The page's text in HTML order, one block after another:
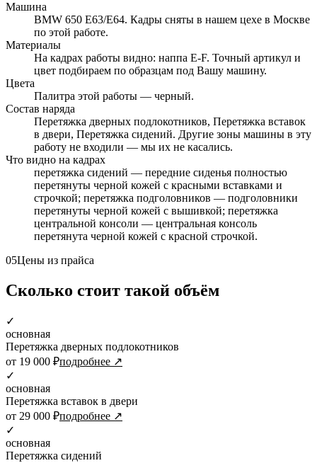
Машина
BMW 650 E63/E64. Кадры сняты в нашем цехе в Москве
по этой работе.
Материалы
На кадрах работы видно: наппа E-F. Точный артикул и
цвет подбираем по образцам под Вашу машину.
Цвета
Палитра этой работы — черный.
Состав наряда
Перетяжка дверных подлокотников, Перетяжка вставок
в двери, Перетяжка сидений. Другие зоны машины в эту
работу не входили — мы их не касались.
Что видно на кадрах
перетяжка сидений — передние сиденья полностью
перетянуты черной кожей с красными вставками и
строчкой; перетяжка подголовников — подголовники
перетянуты черной кожей с вышивкой; перетяжка
центральной консоли — центральная консоль
перетянута черной кожей с красной строчкой.
05Цены из прайса
Сколько стоит такой объём
✓
основная
Перетяжка дверных подлокотников
от 19 000 ₽подробнее ↗
✓
основная
Перетяжка вставок в двери
от 29 000 ₽подробнее ↗
✓
основная
Перетяжка сидений